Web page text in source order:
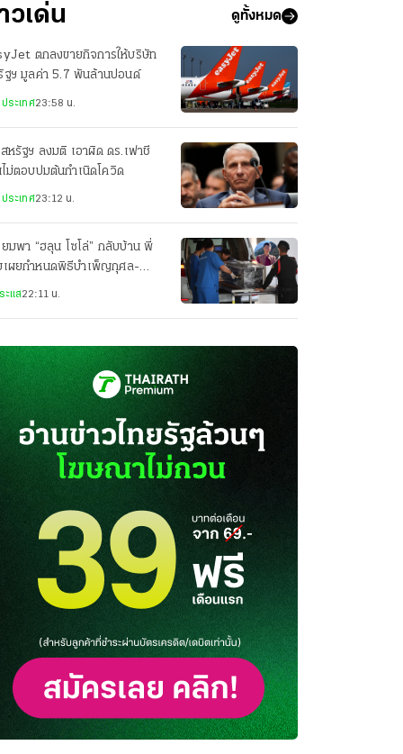
วเด่น ดูทั้งหมด
ตกลงขายกิจการให้บริษัท
ฐฯ มูลค่า 5.7 พันล้านปอนด์
ระเทศ23:58 น.
หรัฐฯ ลงมติ เอาผิด ดร.เฟาชี
ไม่ตอบปมต้นกำเนิดโควิด
ระเทศ23:12 น.
ยมพา “ฮลุน โซโล่” กลับบ้าน พี่
เผยกำหนดพิธีบำเพ็ญกุศล-
ะแส22:11 น.